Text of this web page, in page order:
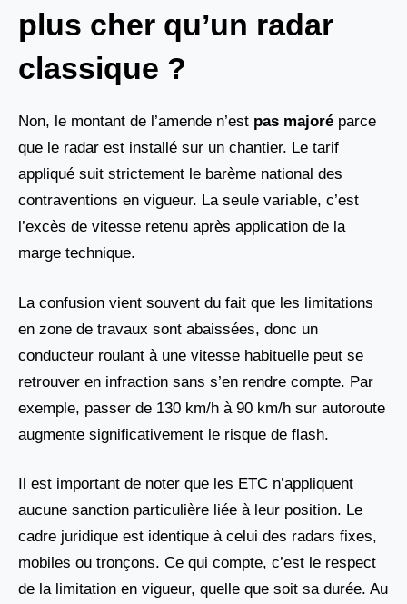
plus cher qu’un radar
classique ?
Non, le montant de l’amende n’est pas majoré parce
que le radar est installé sur un chantier. Le tarif
appliqué suit strictement le barème national des
contraventions en vigueur. La seule variable, c’est
l’excès de vitesse retenu après application de la
marge technique.
La confusion vient souvent du fait que les limitations
en zone de travaux sont abaissées, donc un
conducteur roulant à une vitesse habituelle peut se
retrouver en infraction sans s’en rendre compte. Par
exemple, passer de 130 km/h à 90 km/h sur autoroute
augmente significativement le risque de flash.
Il est important de noter que les ETC n’appliquent
aucune sanction particulière liée à leur position. Le
cadre juridique est identique à celui des radars fixes,
mobiles ou tronçons. Ce qui compte, c’est le respect
de la limitation en vigueur, quelle que soit sa durée. Au